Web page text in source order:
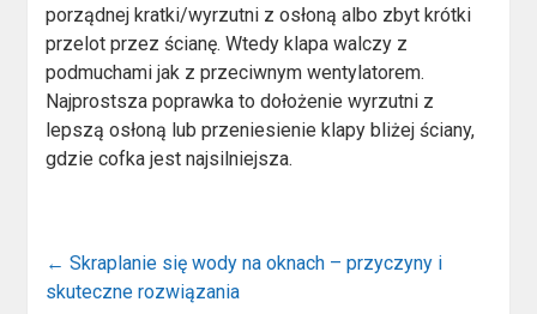
porządnej kratki/wyrzutni z osłoną albo zbyt krótki
przelot przez ścianę. Wtedy klapa walczy z
podmuchami jak z przeciwnym wentylatorem.
Najprostsza poprawka to dołożenie wyrzutni z
lepszą osłoną lub przeniesienie klapy bliżej ściany,
gdzie cofka jest najsilniejsza.
← Skraplanie się wody na oknach – przyczyny i
skuteczne rozwiązania